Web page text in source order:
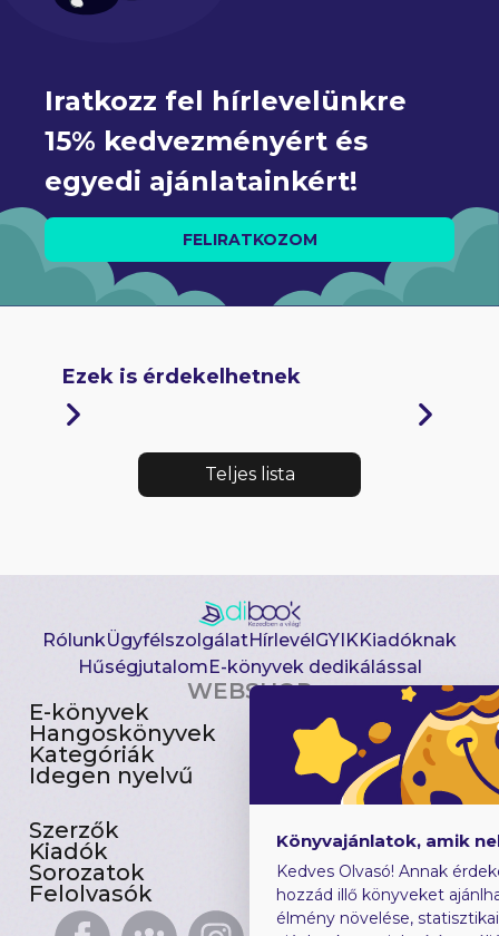
Iratkozz fel hírlevelünkre
15% kedvezményért és
egyedi ajánlatainkért!
FELIRATKOZOM
Ezek is érdekelhetnek
Teljes lista
RólunkÜgyfélszolgálatHírlevélGYIKKiadóknak
HűségjutalomE-könyvek dedikálással
WEBSHOP
E-könyvek
Hangoskönyvek
Kategóriák
Idegen nyelvű
Csomagajánlatok
Akciósak
Előjegyezhetők
Újdonságok
Szerzők
Kiadók
Sorozatok
Felolvasók
Gyerekkönyvek
Heti toplista
Ajándékutalvány
Blog
Könyvajánlatok, amik
Kedves Olvasó! Annak
hozzád illő könyveket
élmény növelése,